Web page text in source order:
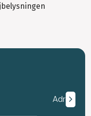
Adresse